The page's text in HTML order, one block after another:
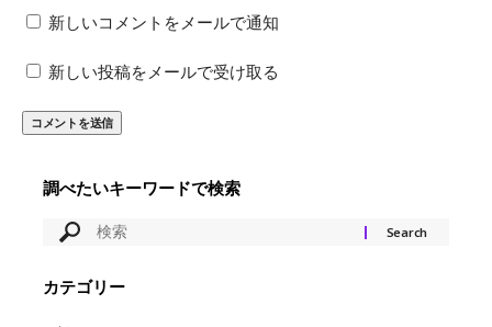
新しいコメントをメールで通知
新しい投稿をメールで受け取る
調べたいキーワードで検索
カテゴリー